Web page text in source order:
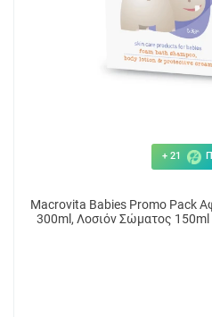
+ 21
Macrovita Babies Promo Pack
300ml, Λοσιόν Σώματος 150ml